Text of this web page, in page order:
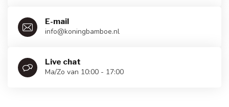
E-mail
info@koningbamboe.nl
Live chat
Ma/Zo van 10:00 - 17:00